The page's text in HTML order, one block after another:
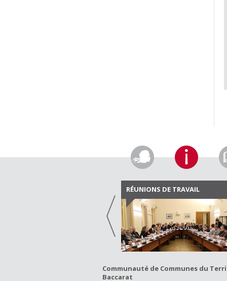
RÉUNIONS DE TRAVAIL
Communauté de Communes du
Baccarat